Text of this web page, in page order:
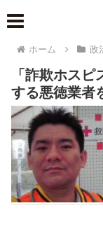
ホーム 政
「詐欺ホス
する悪徳業者